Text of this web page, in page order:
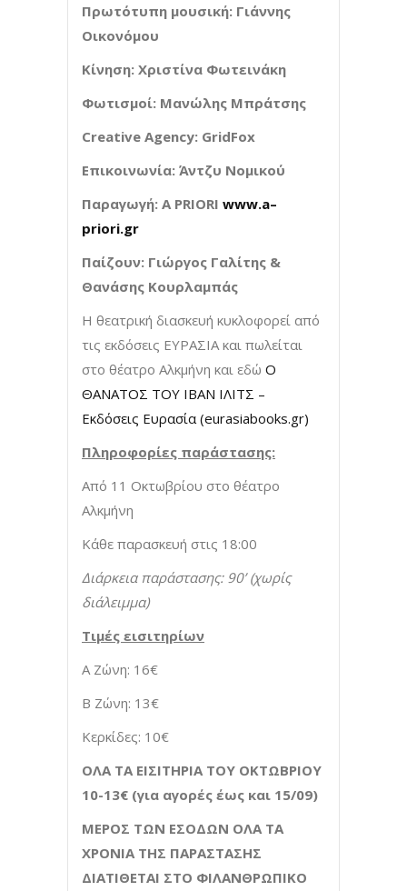
Πρωτότυπη μουσική: Γιάννης
Οικονόμου
Κίνηση: Χριστίνα Φωτεινάκη
Φωτισμοί: Μανώλης Μπράτσης
Creative Agency: GridFox
Επικοινωνία: Άντζυ Νομικού
Παραγωγή: A PRIORI www.a–
priori.gr
Παίζουν: Γιώργος Γαλίτης &
Θανάσης Κουρλαμπάς
Η θεατρική διασκευή κυκλοφορεί από
τις εκδόσεις ΕΥΡΑΣΙΑ και πωλείται
στο θέατρο Αλκμήνη και εδώ Ο
ΘΑΝΑΤΟΣ ΤΟΥ ΙΒΑΝ ΙΛΙΤΣ –
Εκδόσεις Ευρασία (eurasiabooks.gr)
Πληροφορίες παράστασης:
Από 11 Οκτωβρίου στο θέατρο
Αλκμήνη
Κάθε παρασκευή στις 18:00
Διάρκεια παράστασης: 90’ (χωρίς
διάλειμμα)
Τιμές εισιτηρίων
Α Ζώνη: 16€
Β Ζώνη: 13€
Κερκίδες: 10€
ΟΛΑ ΤΑ ΕΙΣΙΤΗΡΙΑ ΤΟΥ ΟΚΤΩΒΡΙΟΥ
10-13€ (για αγορές έως και 15/09)
ΜΕΡΟΣ ΤΩΝ ΕΣΟΔΩΝ ΟΛΑ ΤΑ
ΧΡΟΝΙΑ ΤΗΣ ΠΑΡΑΣΤΑΣΗΣ
ΔΙΑΤΙΘΕΤΑΙ ΣΤΟ ΦΙΛΑΝΘΡΩΠΙΚΟ